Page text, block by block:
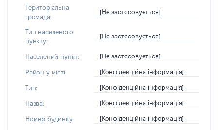
Територіальна
громада:
[Не застосовується]
Тип населеного
пункту:
[Не застосовується]
Населений пункт: [Не застосовується]
Район у місті: [Конфіденційна інформація]
Тип: [Конфіденційна інформація]
Назва: [Конфіденційна інформація]
Номер будинку: [Конфіденційна інформація]